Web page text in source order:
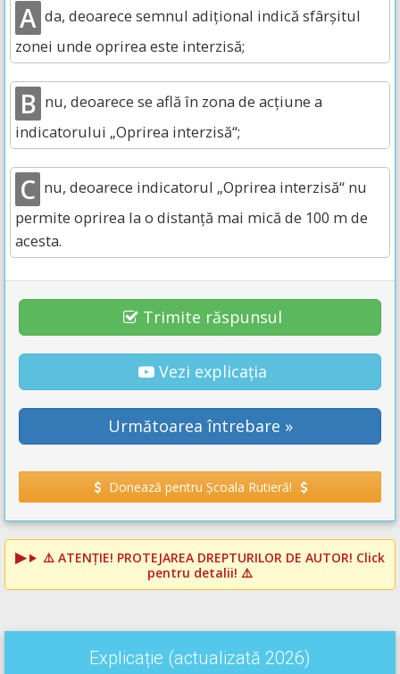
A da, deoarece semnul adițional indică sfârșitul
zonei unde oprirea este interzisă;
B nu, deoarece se află în zona de acțiune a
indicatorului „Oprirea interzisă“;
C nu, deoarece indicatorul „Oprirea interzisă“ nu
permite oprirea la o distanță mai mică de 100 m de
acesta.
Trimite răspunsul
Vezi explicația
Următoarea întrebare »
Donează pentru Școala Rutieră!
⚠️ ATENȚIE! PROTEJAREA DREPTURILOR DE AUTOR! Click
pentru detalii! ⚠️
Explicație (actualizată 2026)